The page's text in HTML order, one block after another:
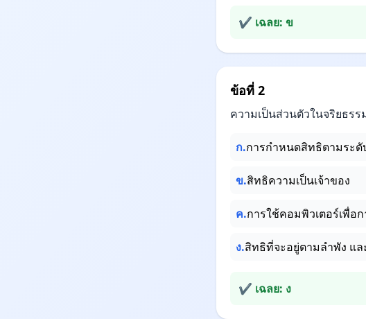
✔ เฉลย: ข
ข้อที่ 2
ความเป็นส่วนตัวในจริยธร
ก.การกำหนดสิทธิตามระดั
ข.สิทธิความเป็นเจ้าของ
ค.การใช้คอมพิวเตอร์เพื่อ
ง.สิทธิที่จะอยู่ตามลำพัง แ
✔ เฉลย: ง